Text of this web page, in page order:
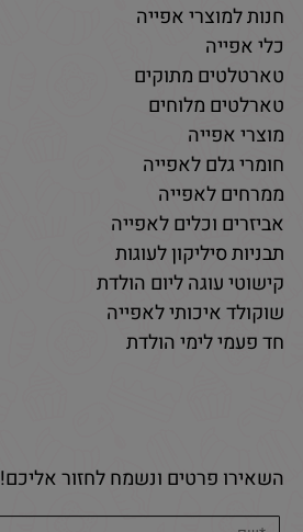
חנות למוצרי אפייה
כלי אפייה
טארטלטים מתוקים
טארלטים מלוחים
מוצרי אפייה
חומרי גלם לאפייה
ממרחים לאפייה
אביזרים וכלים לאפייה
תבניות סיליקון לעוגות
קישוטי עוגה ליום הולדת
שוקולד איכותי לאפייה
חד פעמי לימי הולדת
השאירו פרטים ונשמח לחזור אליכם!